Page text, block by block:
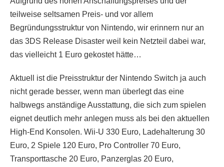
teilweise seltsamen Preis- und vor allem
Begründungsstruktur von Nintendo, wir erinnern nur an
das 3DS Release Disaster weil kein Netzteil dabei war,
das vielleicht 1 Euro gekostet hätte…
Aktuell ist die Preisstruktur der Nintendo Switch ja auch
nicht gerade besser, wenn man überlegt das eine
halbwegs anständige Ausstattung, die sich zum spielen
eignet deutlich mehr anlegen muss als bei den aktuellen
High-End Konsolen. Wii-U 330 Euro, Ladehalterung 30
Euro, 2 Spiele 120 Euro, Pro Controller 70 Euro,
Transporttasche 20 Euro, Panzerglas 20 Euro,